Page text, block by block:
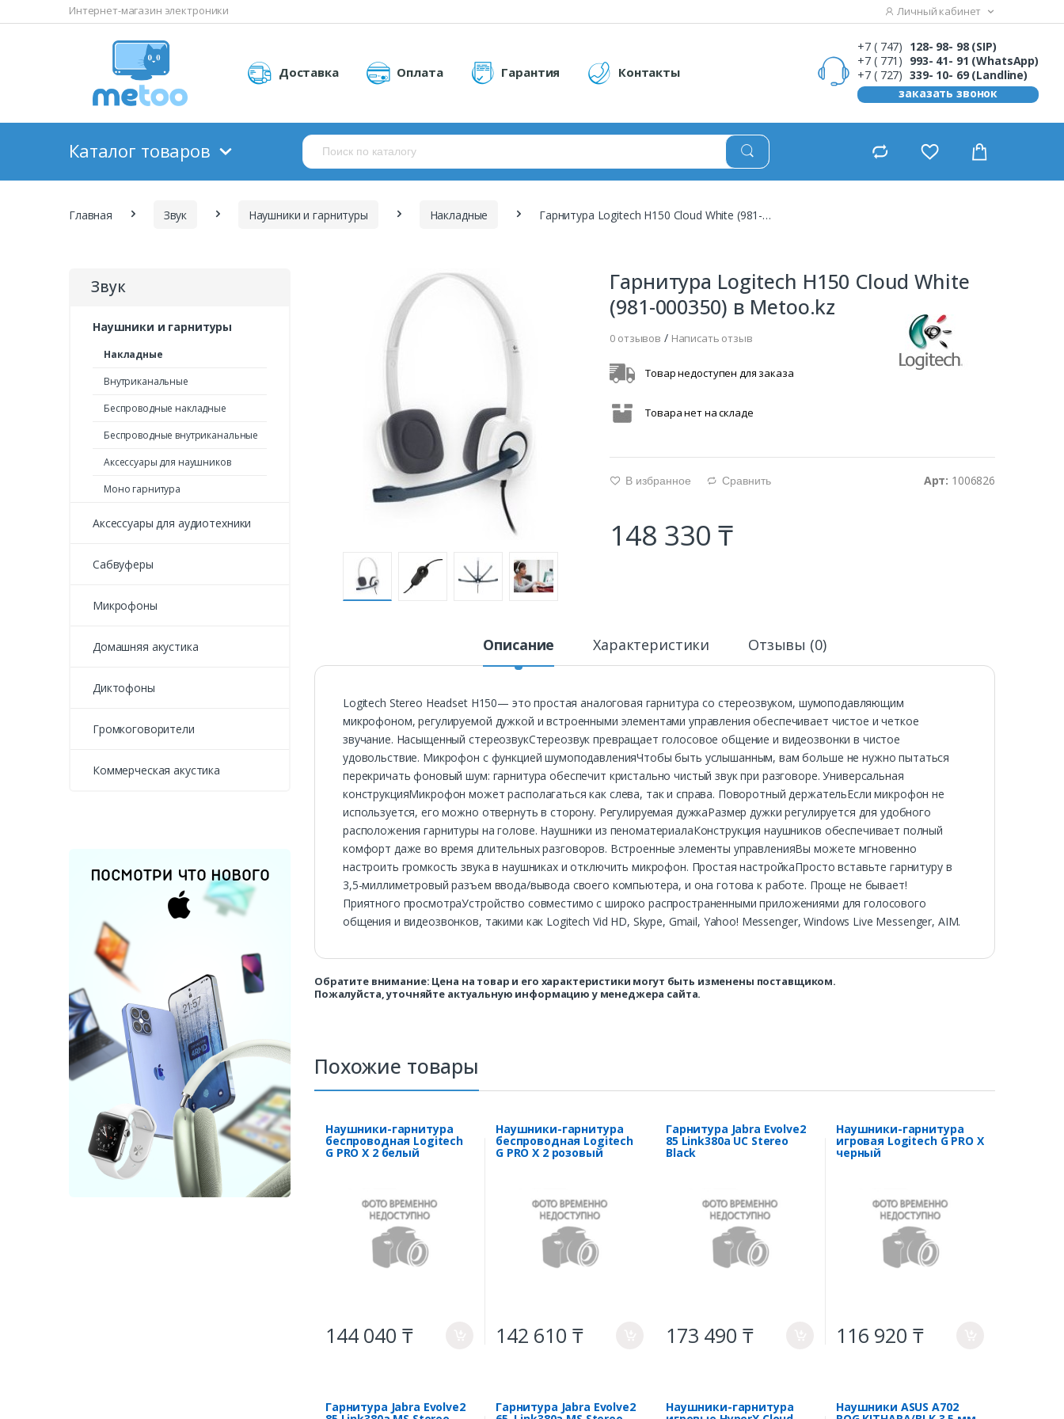
Интернет-магазин электроники Личный кабинет
Доставка Оплата Гарантия Контакты
+7 ( 747) 128- 98- 98 (SIP)
+7 ( 771) 993- 41- 91 (WhatsApp)
+7 ( 727) 339- 10- 69 (Landline)
заказать звонок
Каталог товаров
Главная Звук Наушники и гарнитуры Накладные Гарнитура Logitech H150 Cloud White (981-000350)
Звук
Наушники и гарнитуры
Накладные
Внутриканальные
Беспроводные накладные
Беспроводные внутриканальные
Аксессуары для наушников
Моно гарнитура
Аксессуары для аудиотехники
Сабвуферы
Микрофоны
Домашняя акустика
Диктофоны
Громкоговорители
Коммерческая акустика
Гарнитура Logitech H150 Cloud White
(981-000350) в Metoo.kz
0 отзывов / Написать отзыв
Товар недоступен для заказа
Товара нет на складе
Арт: 1006826
g В избранное d Сравнить
148 330 ₸
Описание Характеристики Отзывы (0)
Logitech Stereo Headset H150— это простая аналоговая гарнитура со стереозвуком, шумоподавляющим
микрофоном, регулируемой дужкой и встроенными элементами управления обеспечивает чистое и четкое
звучание. Насыщенный стереозвукСтереозвук превращает голосовое общение и видеозвонки в чистое
удовольствие. Микрофон с функцией шумоподавленияЧтобы быть услышанным, вам больше не нужно пытаться
перекричать фоновый шум: гарнитура обеспечит кристально чистый звук при разговоре. Универсальная
конструкцияМикрофон может располагаться как слева, так и справа. Поворотный держательЕсли микрофон не
используется, его можно отвернуть в сторону. Регулируемая дужкаРазмер дужки регулируется для удобного
расположения гарнитуры на голове. Наушники из пеноматериалаКонструкция наушников обеспечивает полный
комфорт даже во время длительных разговоров. Встроенные элементы управленияВы можете мгновенно
настроить громкость звука в наушниках и отключить микрофон. Простая настройкаПросто вставьте гарнитуру в
3,5-миллиметровый разъем ввода/вывода своего компьютера, и она готова к работе. Проще не бывает!
Приятного просмотраУстройство совместимо с широко распространенными приложениями для голосового
общения и видеозвонков, такими как Logitech Vid HD, Skype, Gmail, Yahoo! Messenger, Windows Live Messenger, AIM.
Обратите внимание: Цена на товар и его характеристики могут быть изменены поставщиком.
Пожалуйста, уточняйте актуальную информацию у менеджера сайта.
Похожие товары
Наушники-гарнитура
беспроводная Logitech
G PRO X 2 белый
144 040 ₸
Наушники-гарнитура
беспроводная Logitech
G PRO X 2 розовый
142 610 ₸
Гарнитура Jabra Evolve2
85 Link380a UC Stereo
Black
173 490 ₸
Наушники-гарнитура
игровая Logitech G PRO X
черный
116 920 ₸
Гарнитура Jabra Evolve2 Гарнитура Jabra Evolve2 Наушники-гарнитура Наушники ASUS A702